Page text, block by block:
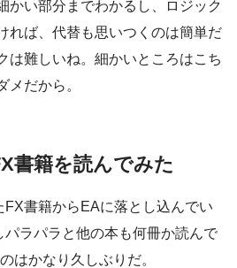
かい部分までわかるし、ロジック
れば、代替も思いつくのは簡単だ
は難しいね。細かいところはこち
メだから。
書籍を読んでみた
書籍からEAに落とし込んでい
パラパラと他の本も何冊か読んで
はかなり久しぶりだ。